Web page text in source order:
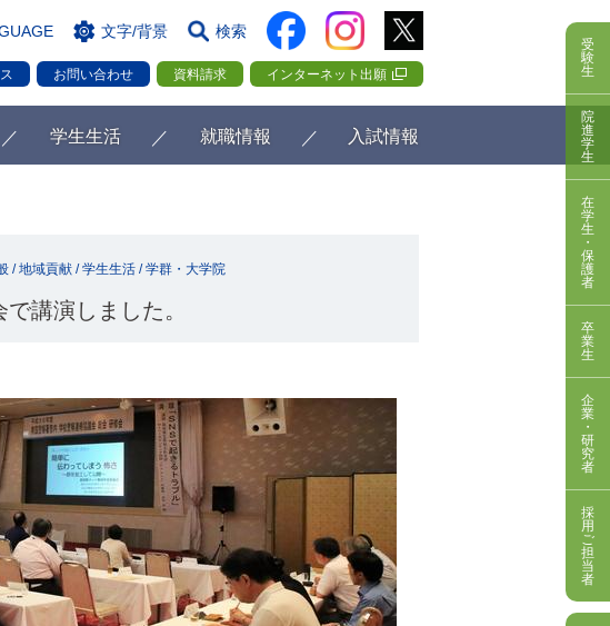
文字/背景 検索
お問い合わせ 資料請求 インターネット出願
学生生活 就職情報 入試情報
受
験
生
院
進
学
生
在
学
生
・
保
護
者
卒
業
生
企
業
・
研
究
者
採
用
ご
担
当
者
/地域貢献 /学生生活 /学群・大学院
講演しました。